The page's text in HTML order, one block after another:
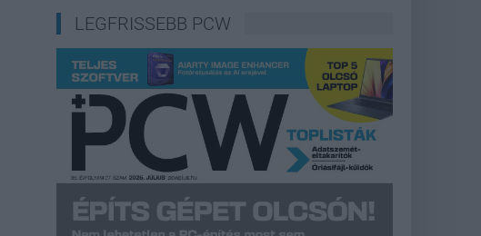
LEGFRISSEBB PCW